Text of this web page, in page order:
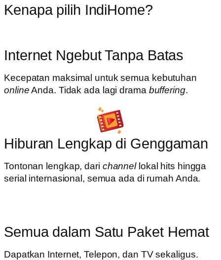
Kenapa pilih IndiHome?
Internet Ngebut Tanpa Batas
Kecepatan maksimal untuk semua kebutuhan
onlineAnda. Tidak ada lagi drama buffering.
Hiburan Lengkap di Genggaman
Tontonan lengkap, dari channellokal hits hingga
serial internasional, semua ada di rumah Anda.
Semua dalam Satu Paket Hemat
Dapatkan Internet, Telepon, dan TV sekaligus.